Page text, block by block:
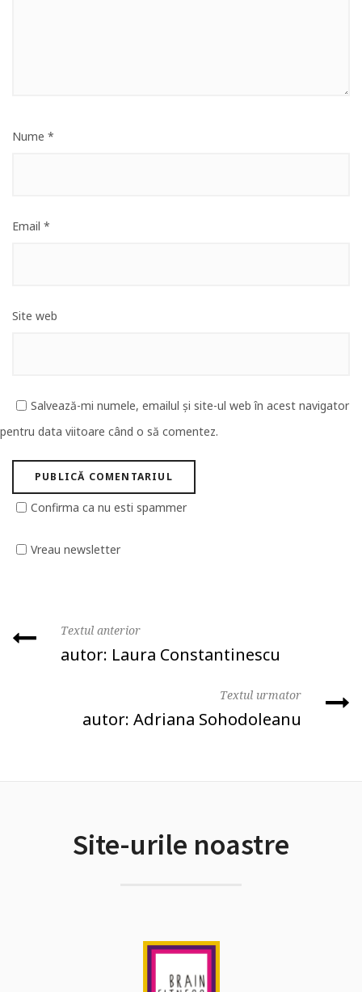
Nume *
Email *
Site web
Salvează-mi numele, emailul și site-ul web în acest navigator
pentru data viitoare când o să comentez.
Confirma ca nu esti spammer
Vreau newsletter
Textul anterior
autor: Laura Constantinescu
Textul urmator
autor: Adriana Sohodoleanu
Site-urile noastre